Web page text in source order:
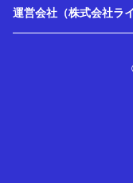
運営会社（株式会社ラ